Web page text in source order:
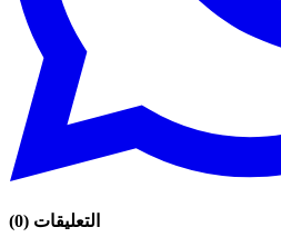
التعليقات (
0
)